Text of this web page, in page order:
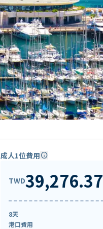
成人1位費用info
TWD39,276.37
8天
港口費用